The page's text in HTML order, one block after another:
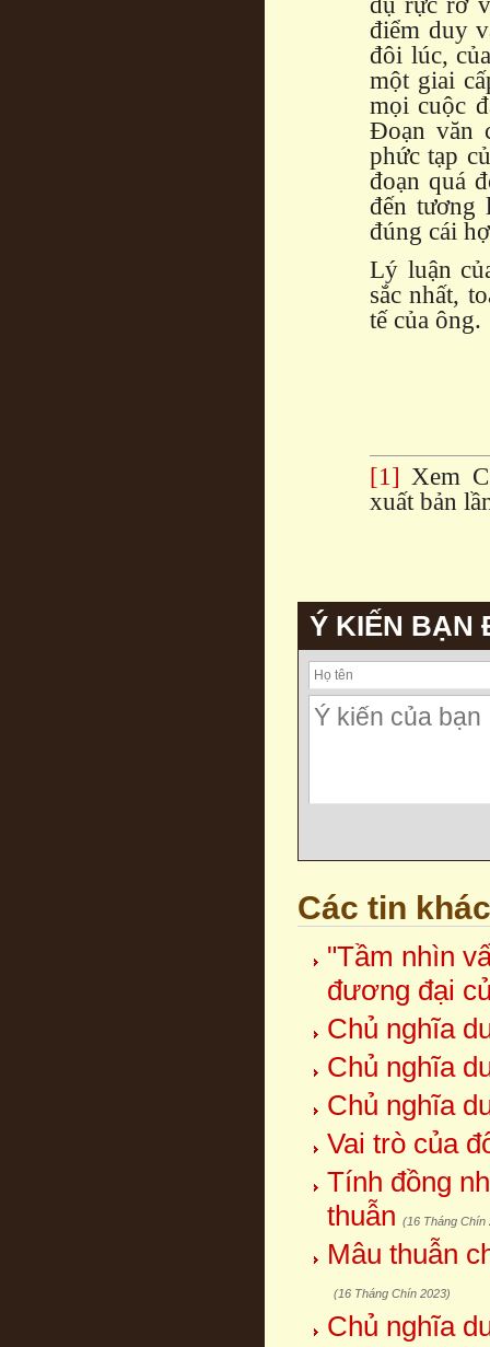
điểm duy
đôi lúc,
một giai
mọi cuộc
Đoạn văn
phức tạp
đoạn quá
đến tương
đúng cái
Lý luận
sắc nhất,
tế của ông.
[1] Xem
xuất bản
Ý KIẾN BẠN
Các tin khác
"Tầm nhìn
đương đại
Chủ nghĩa
Chủ nghĩa
Chủ nghĩa
Vai trò của
Tính đồng
thuẫn (16 Tháng Chín
Mâu thuẫn
(16 Tháng Chín 2023)
Chủ nghĩa